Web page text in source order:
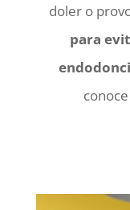
doler o
para